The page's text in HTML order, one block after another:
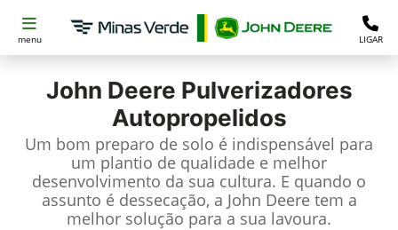
menu LIGAR
John Deere Pulverizadores
Autopropelidos
Um bom preparo de solo é indispensável para
um plantio de qualidade e melhor
desenvolvimento da sua cultura. E quando o
assunto é dessecação, a John Deere tem a
melhor solução para a sua lavoura.